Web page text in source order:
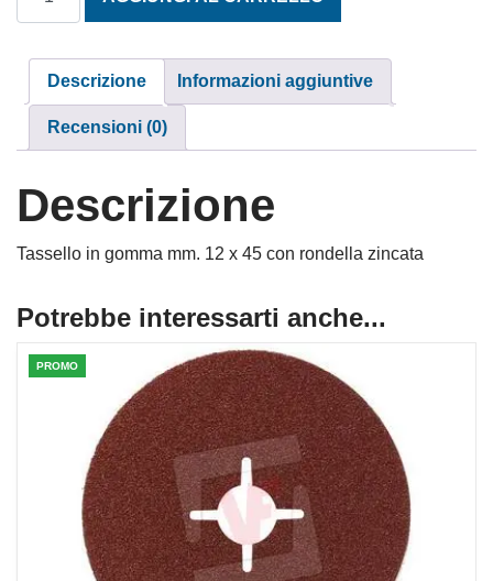
Descrizione Informazioni aggiuntive
Recensioni (0)
Descrizione
Tassello in gomma mm. 12 x 45 con rondella zincata
Potrebbe interessarti anche...
PROMO